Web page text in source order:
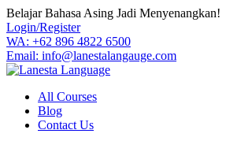
Skip
to
content
Belajar Bahasa Asing Jadi Menyenangkan!
Login/Register
WA: +62 896 4822 6500
Email: info@lanestalangauge.com
All Courses
Blog
Contact Us